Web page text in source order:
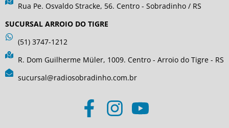
Rua Pe. Osvaldo Stracke, 56. Centro - Sobradinho / RS
SUCURSAL ARROIO DO TIGRE
(51) 3747-1212
R. Dom Guilherme Müler, 1009. Centro - Arroio do Tigre - RS
sucursal@radiosobradinho.com.br